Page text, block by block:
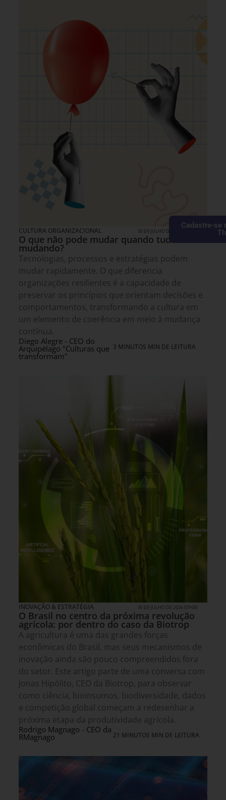
CULTURA ORGANIZACIONAL 30 DE JULHO DE 2026 14H00
O que não pode mudar quando tudo está
mudando?
Tecnologias, processos e estratégias podem
mudar rapidamente. O que diferencia
organizações resilientes é a capacidade de
preservar os princípios que orientam decisões e
comportamentos, transformando a cultura em
um elemento de coerência em meio à mudança
contínua.
Diego Alegre - CEO do
Arquipélago "Culturas que
transformam"
3 MINUTOS MIN DE LEITURA
INOVAÇÃO & ESTRATÉGIA 30 DE JULHO DE 2026 07H00
O Brasil no centro da próxima revolução
agrícola: por dentro do caso da Biotrop
A agricultura é uma das grandes forças
econômicas do Brasil, mas seus mecanismos de
inovação ainda são pouco compreendidos fora
do setor. Este artigo parte de uma conversa com
Jonas Hipólito, CEO da Biotrop, para observar
como ciência, bioinsumos, biodiversidade, dados
e competição global começam a redesenhar a
próxima etapa da produtividade agrícola.
Rodrigo Magnago - CEO da
RMagnago 21 MINUTOS MIN DE LEITURA
Cadastre-se